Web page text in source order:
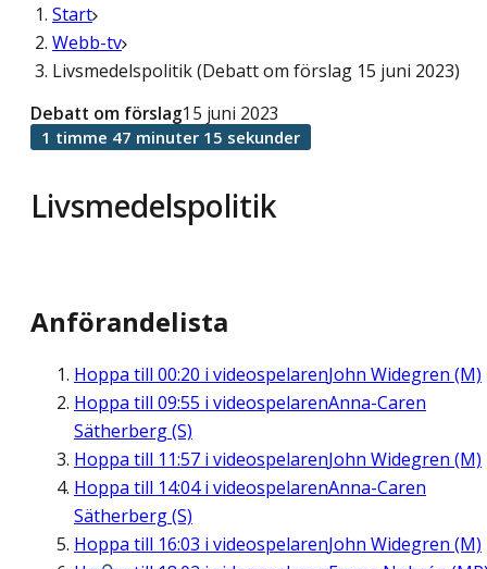
Start
Webb-tv
Livsmedelspolitik (Debatt om förslag 15 juni 2023)
Livsmedelspolitik
Debatt om förslag15 juni 2023
1 timme 47 minuter 15 sekunder
Anförandelista
Hoppa till 00:20 i videospelarenJohn Widegren (M)
Hoppa till 09:55 i videospelarenAnna-Caren
Sätherberg (S)
Hoppa till 11:57 i videospelarenJohn Widegren (M)
Hoppa till 14:04i videospelarenAnna-Caren
Sätherberg (S)
Hoppa till 16:03 i videospelarenJohn Widegren (M)